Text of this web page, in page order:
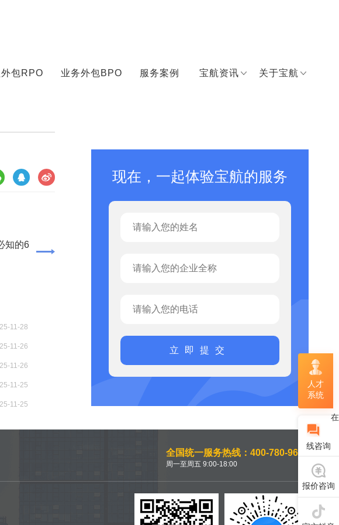
包RPO 业务外包BPO 服务案例 宝航资讯 关于宝航
知的6
11-28
11-26
11-26
11-25
11-25
现在，一起体验宝航的服务
立即提交
全国统一服务热线：400-780-9660
周一至周五 9:00-18:00
人才
系统
在
线咨询
报价咨询